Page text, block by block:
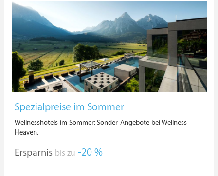
Spezialpreise im Sommer
Wellnesshotels im Sommer: Sonder-Angebote bei Wellness
Heaven.
Ersparnis bis zu -20 %